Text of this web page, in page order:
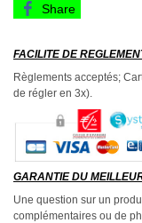
Share
FACILITE DE
Règlements acceptés;
de régler en 3x).
GARANTIE DU
Une question sur un
complémentaires ou de